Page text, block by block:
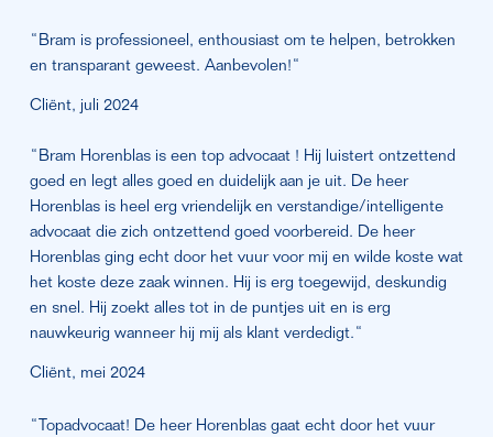
“Bram is professioneel, enthousiast om te helpen, betrokken
en transparant geweest. Aanbevolen!“
Cliënt, juli 2024
“Bram Horenblas is een top advocaat ! Hij luistert ontzettend
goed en legt alles goed en duidelijk aan je uit. De heer
Horenblas is heel erg vriendelijk en verstandige/intelligente
advocaat die zich ontzettend goed voorbereid. De heer
Horenblas ging echt door het vuur voor mij en wilde koste wat
het koste deze zaak winnen. Hij is erg toegewijd, deskundig
en snel. Hij zoekt alles tot in de puntjes uit en is erg
nauwkeurig wanneer hij mij als klant verdedigt.“
Cliënt, mei 2024
“Topadvocaat! De heer Horenblas gaat echt door het vuur